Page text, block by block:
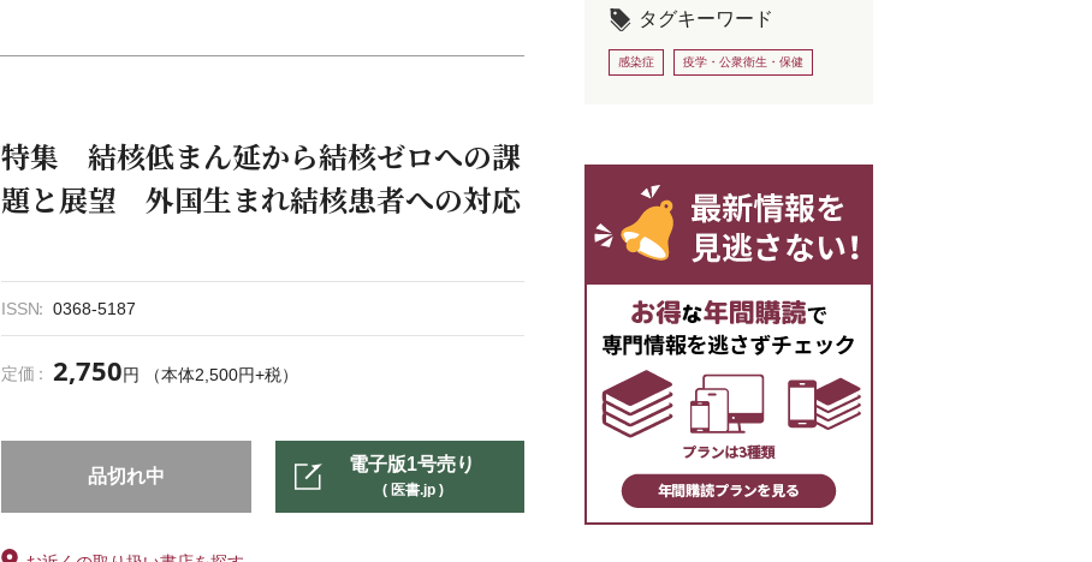
特集 結核低まん延から結核ゼロへの課
題と展望 外国生まれ結核患者への対応
ISSN 0368-5187
定価 2,750円 （本体2,500円+税）
品切れ中
電子版1号売り
( 医書.jp )
タグキーワード
感染症 疫学・公衆衛生・保健